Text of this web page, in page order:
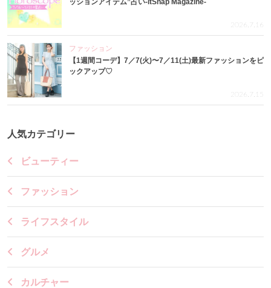
ッションアイテム”占い-itSnap Magazine-
2026.7.16
ファッション
【1週間コーデ】7／7(火)〜7／11(土)最新ファッションをピ
ックアップ♡
2026.7.15
人気カテゴリー
ビューティー
ファッション
ライフスタイル
グルメ
カルチャー